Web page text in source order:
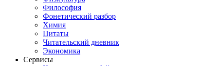
Философия
Фонетический разбор
Химия
Цитаты
Читательский дневник
Экономика
Сервисы